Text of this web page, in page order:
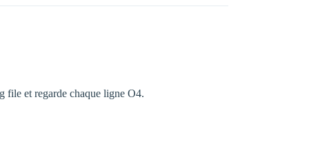
file et regarde chaque ligne O4.